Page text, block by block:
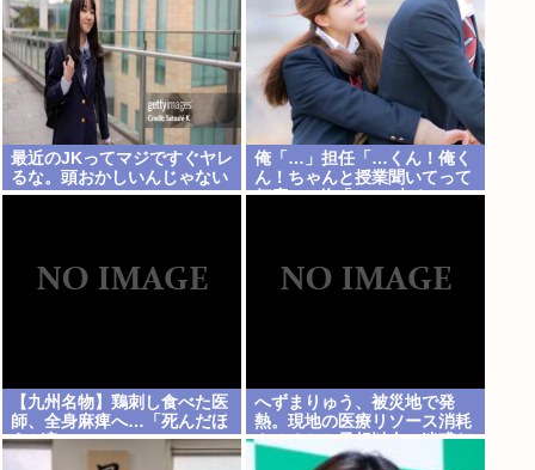
最近のJKってマジですぐヤレ
るな。頭おかしいんじゃない
の
俺「…」担任「…くん！俺く
ん！ちゃんと授業聞いてって
何度m」俺「(───来る
【九州名物】鶏刺し食べた医
師、全身麻痺へ…「死んだほ
うが良い」
へずまりゅう、被災地で発
熱。現地の医療リソース消耗
させるとか予想以上に迷惑だ
ったな